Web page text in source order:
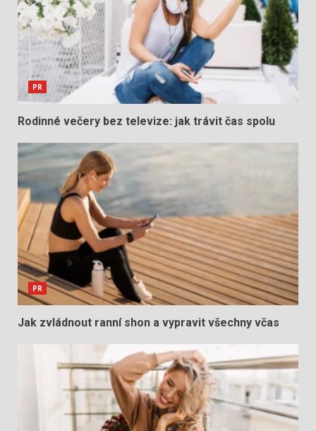
PR
Rodinné večery bez televize: jak trávit čas spolu
PR
Jak zvládnout ranní shon a vypravit všechny včas